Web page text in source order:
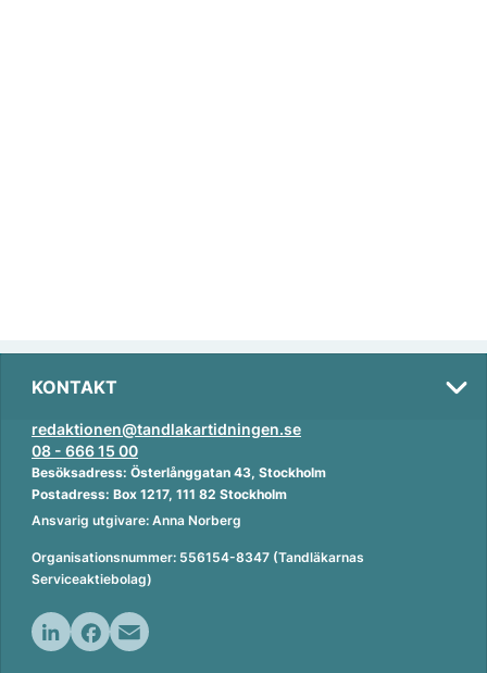
KONTAKT
redaktionen@tandlakartidningen.se
08 - 666 15 00
Besöksadress: Österlånggatan 43, Stockholm
Postadress: Box 1217, 111 82 Stockholm
Ansvarig utgivare: Anna Norberg
Organisationsnummer: 556154-8347 (Tandläkarnas
Serviceaktiebolag)